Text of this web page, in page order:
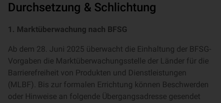
Durchsetzung & Schlichtung
1. Marktüberwachung nach BFSG
Ab dem 28. Juni 2025 überwacht die Einhaltung der BFSG-
Vorgaben die Marktüberwachungsstelle der Länder für die
Barrierefreiheit von Produkten und Dienstleistungen
(MLBF). Bis zur formalen Errichtung können Beschwerden
oder Hinweise an folgende Übergangsadresse gesendet